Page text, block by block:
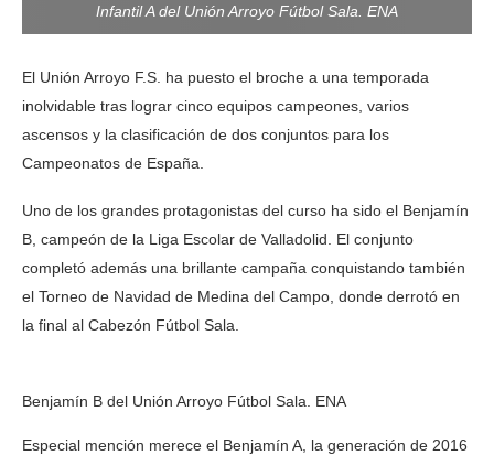
Infantil A del Unión Arroyo Fútbol Sala. ENA
El Unión Arroyo F.S. ha puesto el broche a una temporada
inolvidable tras lograr cinco equipos campeones, varios
ascensos y la clasificación de dos conjuntos para los
Campeonatos de España.
Uno de los grandes protagonistas del curso ha sido el Benjamín
B, campeón de la Liga Escolar de Valladolid. El conjunto
completó además una brillante campaña conquistando también
el Torneo de Navidad de Medina del Campo, donde derrotó en
la final al Cabezón Fútbol Sala.
Benjamín B del Unión Arroyo Fútbol Sala. ENA
Especial mención merece el Benjamín A, la generación de 2016